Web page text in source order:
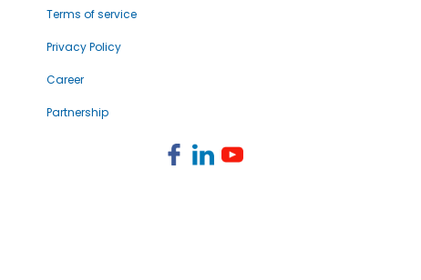
Terms of service
Privacy Policy
Career
Partnership